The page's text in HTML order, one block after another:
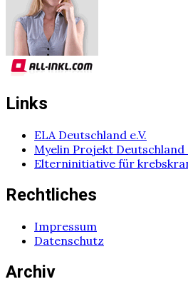
Links
ELA Deutschland e.V.
Myelin Projekt Deutschland
Elterninitiative für
Rechtliches
Impressum
Datenschutz
Archiv